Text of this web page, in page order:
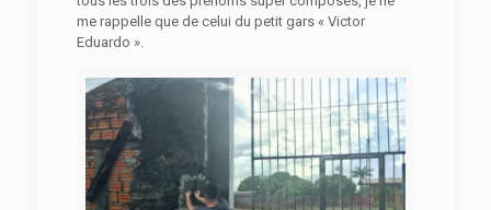
me rappelle que de celui du petit gars « Victor
Eduardo ».